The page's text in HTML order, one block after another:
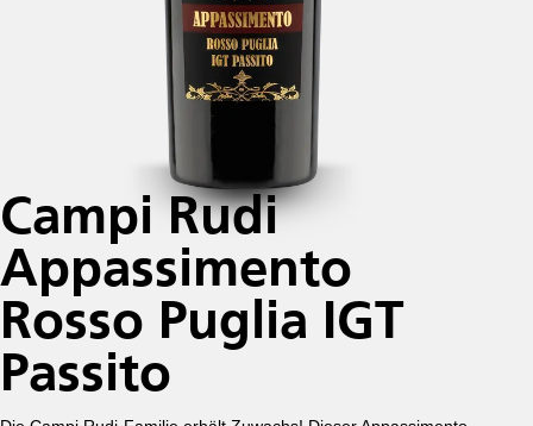
Campi Rudi
Appassimento
Rosso Puglia IGT
Passito